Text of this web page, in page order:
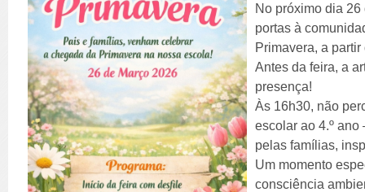
No próximo dia
portas à
Primavera, a
Antes da feira, a
presença!
Às 16h30, não
escolar ao 4.º
pelas famílias,
Um momento
consciência